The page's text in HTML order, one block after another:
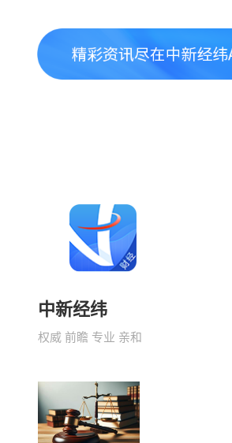
中新经纬
权威 前瞻 专业 亲和